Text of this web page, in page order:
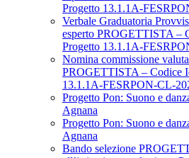
Progetto 13.1.1A-
Verbale Graduatoria
esperto PROGETTISTA –
Progetto 13.1.1A-
Nomina commissione
PROGETTISTA – Codice
13.1.1A-FESRPON-CL-
Progetto Pon: Suono e
Agnana
Progetto Pon: Suono e
Agnana
Bando selezione